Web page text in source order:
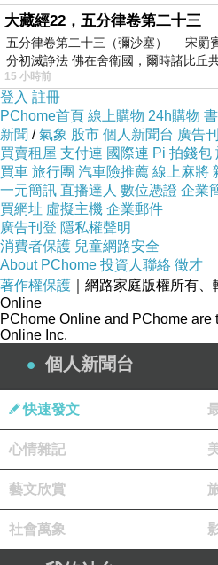
大藏經22，五分律卷第二十三
五分律卷第二十三（彌沙塞） 宋罽
分初滅諍法 佛在舍衛國，爾時諸比丘
15 小時前
登入 註冊
PChome首頁 線上購物 24h購物
新聞 /氣象 股市 個人新聞台 廣告
買賣租屋 支付連 國際連 Pi 拍錢包
買車 旅行團 汽車險推薦 線上麻將
一元簡訊 直播達人 數位憑證 企業
買網址 虛擬主機 企業郵件
廣告刊登 隱私權聲明
消費者保護 兒童網路安全
About PChome 投資人聯絡 徵才
著作權保護 ｜網路家庭版權所有、
Online
PChome Online and PChome are
Online Inc.
個人新聞台
快速發文
心情雜記
藝文欣賞
社會萬象